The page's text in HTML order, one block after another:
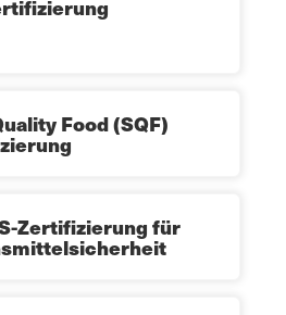
Food (SQF)
Zertifizierung für